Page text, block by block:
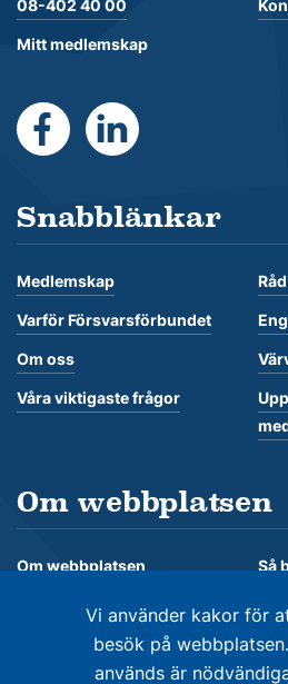
Vi använder kakor för
besök på
används är
08-402 40 00
Mitt medlemskap
https://www.facebook.com/
https://
Snabblänkar
Medlemskap
Varför Försvarsförbundet
Om oss
Våra viktigaste frågor
Om webbplatsen
Om webbplatsen
Om kakor
Så